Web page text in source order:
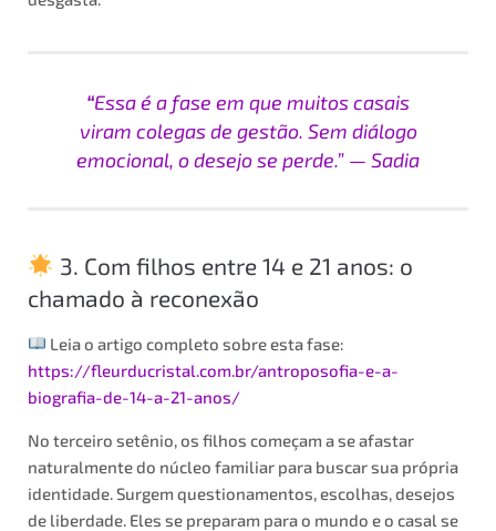
“Essa é a fase em que muitos casais
viram colegas de gestão. Sem diálogo
emocional, o desejo se perde.” — Sadia
3. Com filhos entre 14 e 21 anos: o
chamado à reconexão
Leia o artigo completo sobre esta fase:
https://fleurducristal.com.br/antroposofia-e-a-
biografia-de-14-a-21-anos/
No terceiro setênio, os filhos começam a se afastar
naturalmente do núcleo familiar para buscar sua própria
identidade. Surgem questionamentos, escolhas, desejos
de liberdade. Eles se preparam para o mundo e o casal se